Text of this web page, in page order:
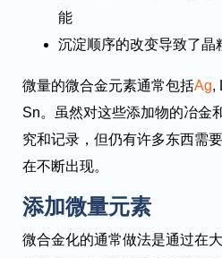
能
沉淀顺序的改变导致了晶
微量的微合金元素通常包括Ag,
Sn。虽然对这些添加物的冶金
究和记录，但仍有许多东西需
在不断出现。
添加微量元素
微合金化的通常做法是通过在